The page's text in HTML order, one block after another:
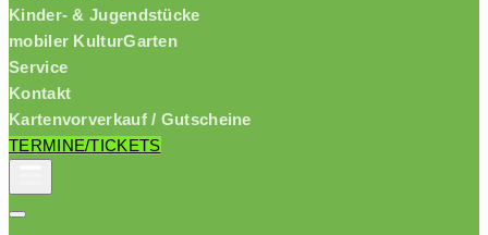
Kinder- & Jugendstücke
mobiler KulturGarten
Service
Kontakt
Kartenvorverkauf / Gutscheine
TERMINE/TICKETS